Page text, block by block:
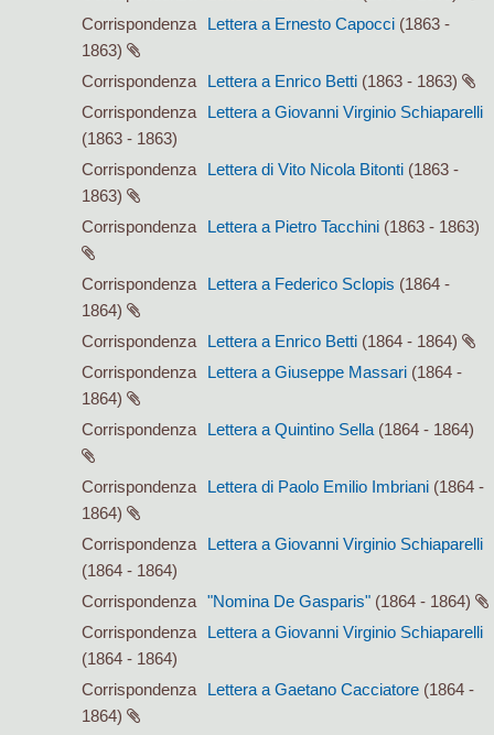
Corrispondenza
Lettera a Ernesto Capocci (1863 -
1863)
Corrispondenza
Lettera a Enrico Betti (1863 - 1863)
Corrispondenza
Lettera a Giovanni Virginio Schiaparelli
(1863 - 1863)
Corrispondenza
Lettera di Vito Nicola Bitonti (1863 -
1863)
Corrispondenza
Lettera a Pietro Tacchini (1863 - 1863)
Corrispondenza Lettera a Federico Sclopis (1864 -
1864)
Corrispondenza
Lettera a Enrico Betti (1864 - 1864)
Corrispondenza
Lettera a Giuseppe Massari (1864 -
1864)
Corrispondenza
Lettera a Quintino Sella (1864 - 1864)
Corrispondenza Lettera di Paolo Emilio Imbriani (1864 -
1864)
Corrispondenza
Lettera a Giovanni Virginio Schiaparelli
(1864 - 1864)
Corrispondenza
"Nomina De Gasparis" (1864 - 1864)
Corrispondenza
Lettera a Giovanni Virginio Schiaparelli
(1864 - 1864)
Corrispondenza
Lettera a Gaetano Cacciatore (1864 -
1864)